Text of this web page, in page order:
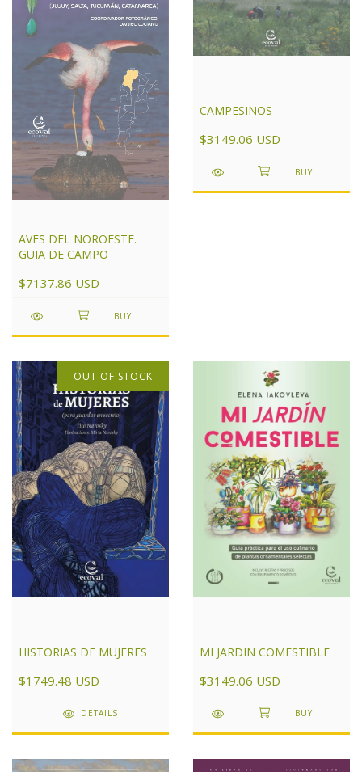
AVES DEL NOROESTE.
GUIA DE CAMPO
$7137.86 USD
CAMPESINOS
$3149.06 USD
OUT OF STOCK
HISTORIAS DE MUJERES
$1749.48 USD
DETAILS
MI JARDIN COMESTIBLE
$3149.06 USD